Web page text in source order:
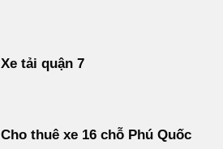
Xe tải quận 7
Cho thuê xe 16 chỗ Phú Quốc